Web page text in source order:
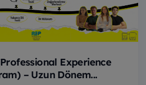
Experience
– Uzun Dönem...